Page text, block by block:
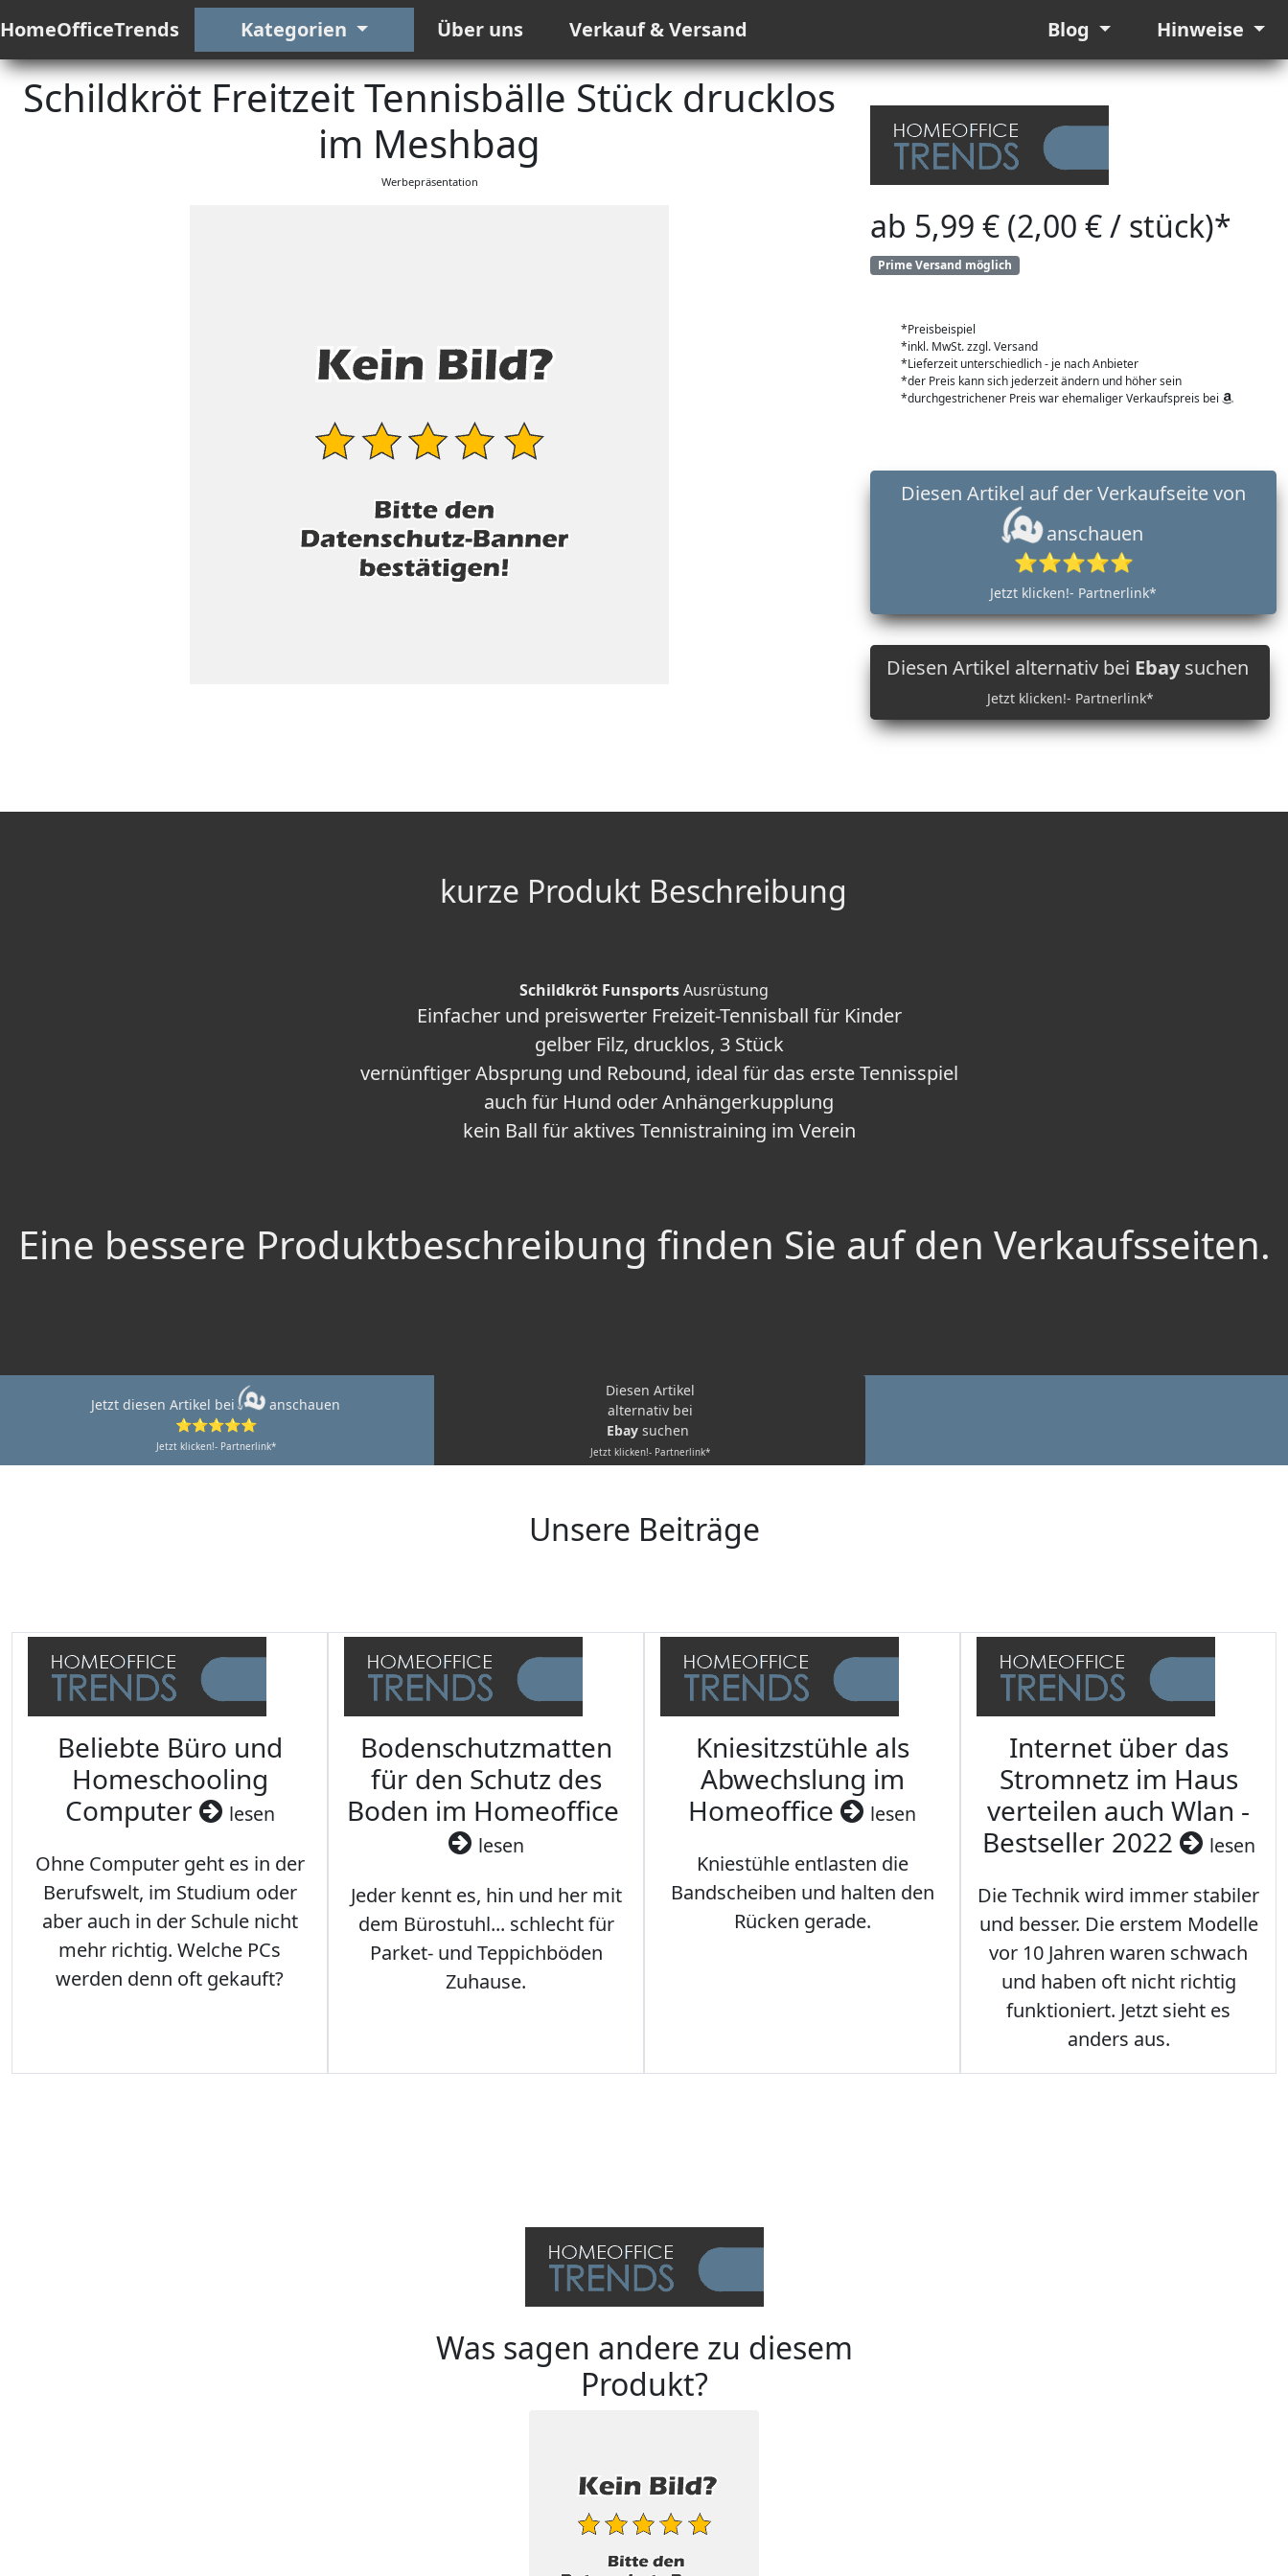
HomeOfficeTrends Kategorien Über uns Verkauf & Versand Blog Hinweise
Schildkröt Freitzeit Tennisbälle Stück drucklos
im Meshbag
Werbepräsentation
ab 5,99 € (2,00 € / stück)*
Prime Versand möglich
*Preisbeispiel
*inkl. MwSt. zzgl. Versand
*Lieferzeit unterschiedlich - je nach Anbieter
*der Preis kann sich jederzeit ändern und höher sein
*durchgestrichener Preis war ehemaliger Verkaufspreis bei
anschauen
⭐⭐⭐⭐⭐
Jetzt klicken!- Partnerlink*
Diesen Artikel alternativ bei Ebaysuchen
Jetzt klicken!- Partnerlink*
kurze Produkt Beschreibung
Schildkröt FunsportsAusrüstung
Einfacher und preiswerter Freizeit-Tennisball für Kinder
gelber Filz, drucklos, 3 Stück
vernünftiger Absprung und Rebound, ideal für das erste Tennisspiel
auch für Hund oder Anhängerkupplung
kein Ball für aktives Tennistraining im Verein
Eine bessere Produktbeschreibung finden Sie auf den Verkaufsseiten.
Jetzt diesen Artikel bei
anschauen
⭐⭐⭐⭐⭐
Jetzt klicken!- Partnerlink*
Diesen Artikel
alternativ bei
Ebay suchen
Jetzt klicken!- Partnerlink*
Unsere Beiträge
Beliebte Büro und
Homeschooling
Computer
lesen
Ohne Computer geht es in der
Berufswelt, im Studium oder
aber auch in der Schule nicht
mehr richtig. Welche PCs
werden denn oft gekauft?
Bodenschutzmatten
für den Schutz des
Boden im Homeoffice
lesen
Jeder kennt es, hin und her mit
dem Bürostuhl... schlecht für
Parket- und Teppichböden
Zuhause.
Kniesitzstühle als
Abwechslung im
Homeoffice
lesen
Kniestühle entlasten die
Bandscheiben und halten den
Rücken gerade.
Internet über das
Stromnetz im Haus
verteilen auch Wlan -
Bestseller 2022
lesen
Die Technik wird immer stabiler
und besser. Die erstem Modelle
vor 10 Jahren waren schwach
und haben oft nicht richtig
funktioniert. Jetzt sieht es
anders aus.
Was sagen andere zu diesem
Produkt?